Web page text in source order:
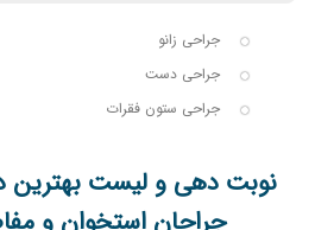
جراحی زانو
جراحی دست
جراحی ستون فقرات
نوبت دهی و لیست بهترین